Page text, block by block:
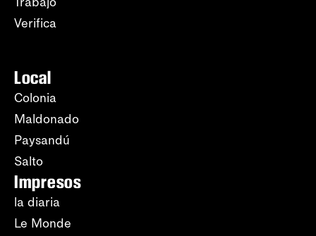
Verifica
Local
Colonia
Maldonado
Paysandú
Salto
Impresos
la diaria
Le Monde